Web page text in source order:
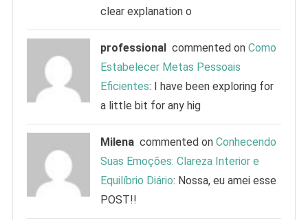
clear explanation o
professional commented onComo
Estabelecer Metas Pessoais
Eficientes: I have been exploring for
a little bit for any hig
Milena commented onConhecendo
Suas Emoções: Clareza Interior e
Equilíbrio Diário: Nossa, eu amei esse
POST!!